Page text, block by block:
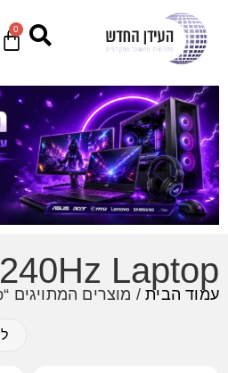
0
240Hz Laptop
עמוד הבית/ מוצרים המתויגים “240Hz Laptop”